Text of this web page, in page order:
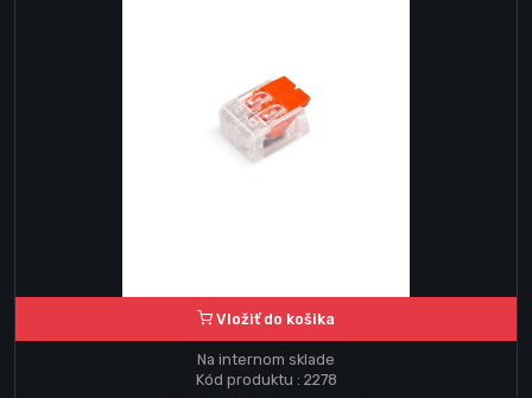
Vložiť do košika
Na internom sklade
Kód produktu : 2278